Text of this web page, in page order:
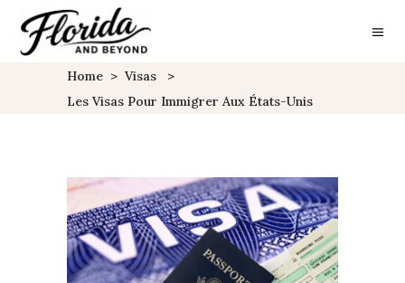
Home > Visas
>
Les Visas Pour Immigrer Aux États-Unis